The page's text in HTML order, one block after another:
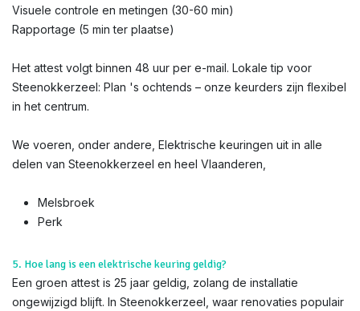
Visuele controle en metingen (30-60 min)
Rapportage (5 min ter plaatse)
Het attest volgt binnen 48 uur per e-mail. Lokale tip voor
Steenokkerzeel: Plan 's ochtends – onze keurders zijn flexibel
in het centrum.
We voeren, onder andere, Elektrische keuringen uit in alle
delen van Steenokkerzeel en heel Vlaanderen,
Melsbroek
Perk
5. Hoe lang is een elektrische keuring geldig?
Een groen attest is 25 jaar geldig, zolang de installatie
ongewijzigd blijft. In Steenokkerzeel, waar renovaties populair